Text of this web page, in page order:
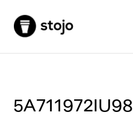
5A711972IU98